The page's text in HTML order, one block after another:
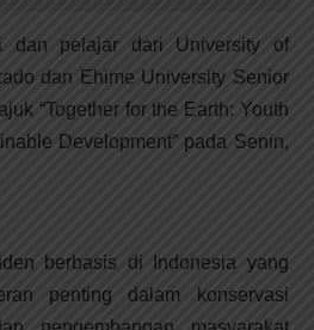
dan pelajar dari University of
dan Ehime University Senior
“Together for the Earth: Youth
Development” pada Senin,
berbasis di Indonesia yang
penting dalam konservasi